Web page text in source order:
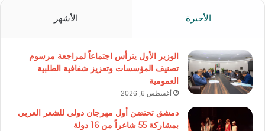
الأخيرة الأشهر
الوزير الأول يترأس اجتماعاً لمراجعة مرسوم
تصنيف المؤسسات وتعزيز شفافية الطلبية
العمومية
أغسطس 6, 2026
دمشق تحتضن أول مهرجان دولي للشعر العربي
بمشاركة 55 شاعراً من 16 دولة